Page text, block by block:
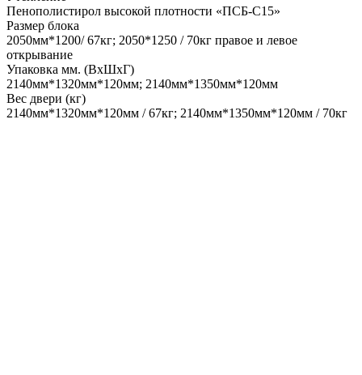
Пенополистирол высокой плотности «ПСБ-С15»
Размер блока
2050мм*1200/ 67кг; 2050*1250 / 70кг правое и левое
открывание
Упаковка мм. (ВхШхГ)
2140мм*1320мм*120мм; 2140мм*1350мм*120мм
Вес двери (кг)
2140мм*1320мм*120мм / 67кг; 2140мм*1350мм*120мм / 70кг